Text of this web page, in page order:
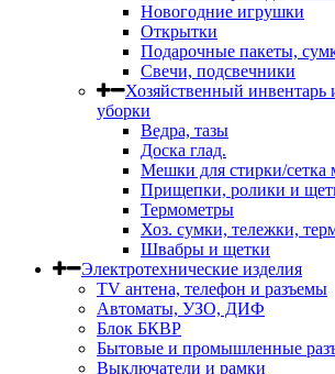
Новогодние игрушки
Открытки
Подарочные пакеты,
Свечи, подсвечники
Хозяйственный инвентарь
уборки
Ведра, тазы
Доска глад.
Мешки для стирки/сетка
Прищепки, ролики и
Термометры
Хоз. сумки, тележки,
Швабры и щетки
Электротехнические изделия
TV aнтена, телефон и разъемы
Автоматы, УЗО, ДИФ
Блок БКВР
Бытовые и промышленные
Выключатели и рамки